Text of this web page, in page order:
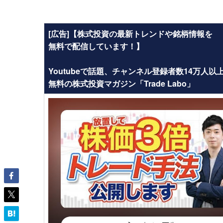
[広告]【株式投資の最新トレンドや銘柄情報を
無料で配信しています！】
Youtubeで話題、チャンネル登録者数14万人以
無料の株式投資マガジン「Trade Labo」